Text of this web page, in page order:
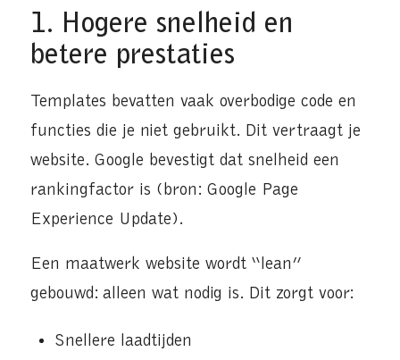
1. Hogere snelheid en
betere prestaties
Templates bevatten vaak overbodige code en
functies die je niet gebruikt. Dit vertraagt je
website. Google bevestigt dat snelheid een
rankingfactor is (bron: Google Page
Experience Update).
Een maatwerk website wordt “lean”
gebouwd: alleen wat nodig is. Dit zorgt voor:
Snellere laadtijden